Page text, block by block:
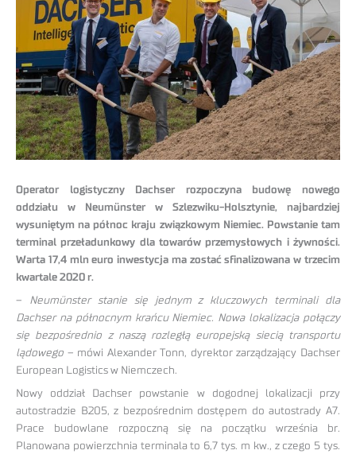
Operator logistyczny Dachser rozpoczyna budowę nowego
oddziału w Neumünster w Szlezwiku-Holsztynie, najbardziej
wysuniętym na północ kraju związkowym Niemiec. Powstanie tam
terminal przeładunkowy dla towarów przemysłowych i żywności.
Warta 17,4 mln euro inwestycja ma zostać sfinalizowana w trzecim
kwartale 2020 r.
– Neumünster stanie się jednym z kluczowych terminali dla
Dachser na północnym krańcu Niemiec. Nowa lokalizacja połączy
się bezpośrednio z naszą rozległą europejską siecią transportu
lądowego – mówi Alexander Tonn, dyrektor zarządzający Dachser
European Logistics w Niemczech.
Nowy oddział Dachser powstanie w dogodnej lokalizacji przy
autostradzie B205, z bezpośrednim dostępem do autostrady A7.
Prace budowlane rozpoczną się na początku września br.
Planowana powierzchnia terminala to 6,7 tys. m kw., z czego 5 tys.